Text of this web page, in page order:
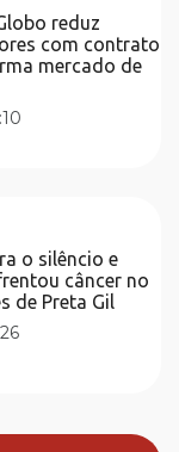
reduz
com contrato
mercado de
o silêncio e
câncer no
de Preta Gil